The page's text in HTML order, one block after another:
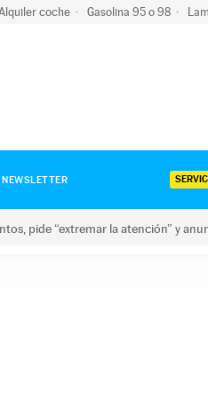
coche Gasolina 95 o 98
NEWSLETTER
pide “extremar la atención” y